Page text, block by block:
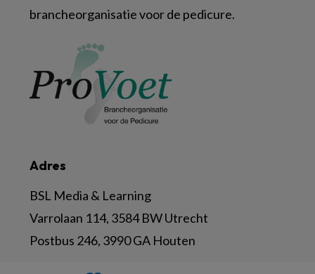
Adres
BSL Media & Learning
Varrolaan 114, 3584 BW Utrecht
Postbus 246, 3990 GA Houten
brancheorganisatie voor de pedicure.